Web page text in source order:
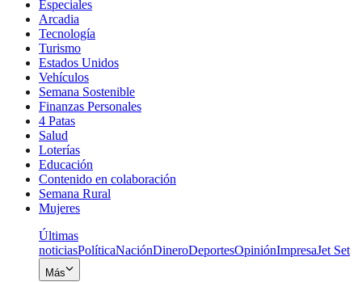
Especiales
Arcadia
Tecnología
Turismo
Estados Unidos
Vehículos
Semana Sostenible
Finanzas Personales
4 Patas
Salud
Loterías
Educación
Contenido en colaboración
Semana Rural
Mujeres
Últimas
noticiasPolíticaNaciónDineroDeportesOpiniónImpresaJet Set
Más